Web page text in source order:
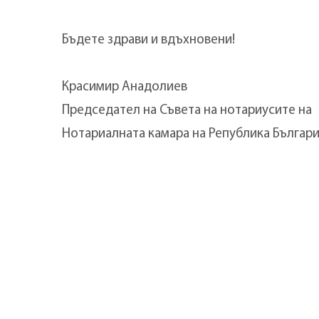
Бъдете здрави и вдъхновени!
Красимир Анадолиев
Председател на Съвета на нотариусите на
Нотариалната камара на Република